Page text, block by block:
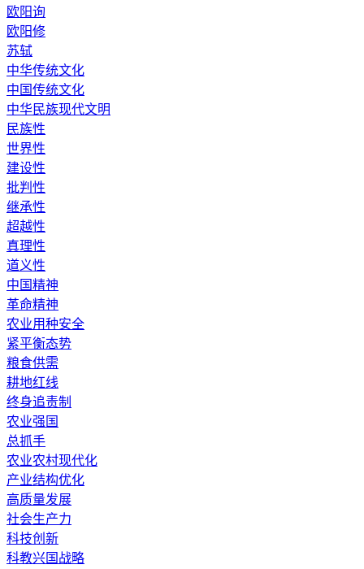
欧阳询
欧阳修
苏轼
中华传统文化
中国传统文化
中华民族现代文明
民族性
世界性
建设性
批判性
继承性
超越性
真理性
道义性
中国精神
革命精神
农业用种安全
紧平衡态势
粮食供需
耕地红线
终身追责制
农业强国
总抓手
农业农村现代化
产业结构优化
高质量发展
社会生产力
科技创新
科教兴国战略